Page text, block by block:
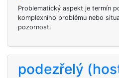
Problematický aspekt je termín
komplexního problému nebo
pozornost.
podezřelý